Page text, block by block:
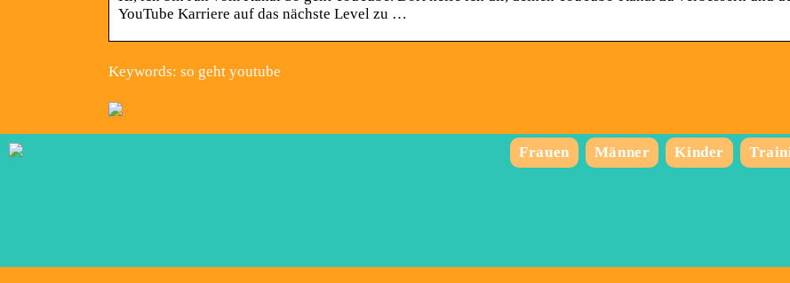
YouTube Karriere auf das nächste Level zu …
Keywords: so geht youtube
Frauen Männer Kinder